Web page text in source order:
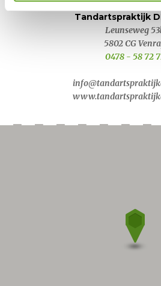
Tandartspraktijk
Leunseweg
5802 CG
0478 - 58 72